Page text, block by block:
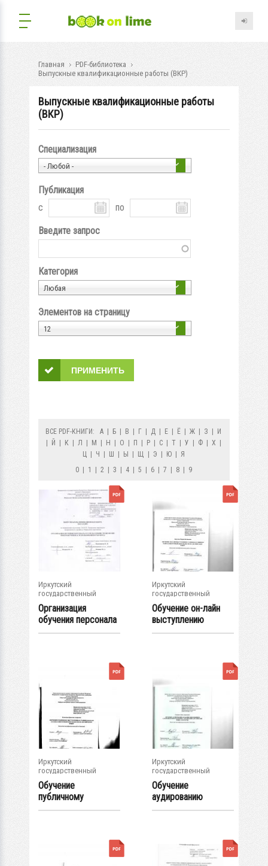
Главная
PDF-библиотека
Выпускные квалификационные работы (ВКР)
Выпускные квалификационные работы
(ВКР)
Специализация
- Любой -
Публикация
с
по
Введите запрос
Категория
Любая
Элементов на страницу
12
ВСЕ PDF-КНИГИ: А Б В Г Д Е Ё Ж З
И
Й К Л М Н О П Р С Т У Ф Х
Ц
Ч Ш Ы Щ Э Ю
Я
0
1 2 3 4 5 6 7 8 9
Иркутский
государственный
университет
Организация
обучения персонала
в УСЗН на основе...
Иркутский
государственный
университет
Обучение он-лайн
выступлению
старшеклассников
Иркутский
государственный
университет
Обучение
публичному
выступлению в
Иркутский
государственный
университет
Обучение
аудированию
младших